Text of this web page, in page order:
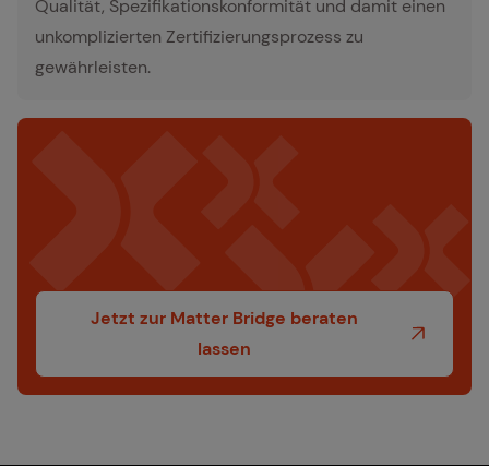
Qualität, Spezifikationskonformität und damit einen
unkomplizierten Zertifizierungsprozess zu
gewährleisten.
Jetzt zur Matter Bridge beraten
lassen